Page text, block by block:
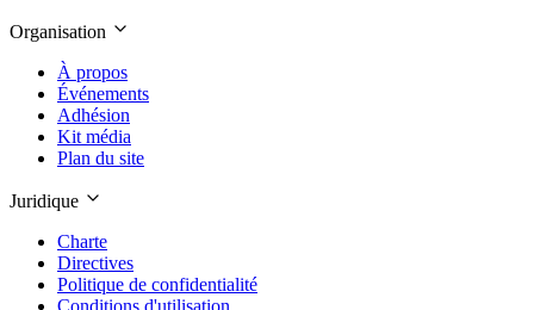
Organisation
À propos
Événements
Adhésion
Kit média
Plan du site
Juridique
Charte
Directives
Politique de confidentialité
Conditions d'utilisation